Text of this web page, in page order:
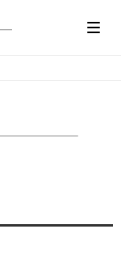
ヤAIで
てご